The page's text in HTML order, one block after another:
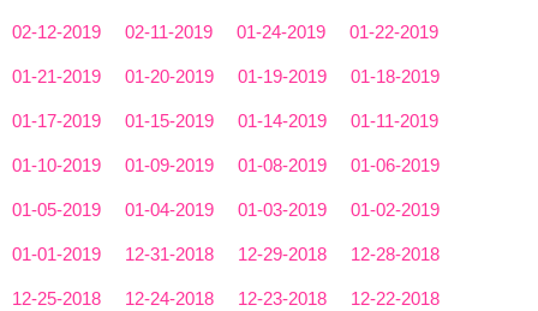
02-12-2019 02-11-2019 01-24-2019 01-22-2019
01-21-2019 01-20-2019 01-19-2019 01-18-2019
01-17-2019 01-15-2019 01-14-2019 01-11-2019
01-10-2019 01-09-2019 01-08-2019 01-06-2019
01-05-2019 01-04-2019 01-03-2019 01-02-2019
01-01-2019 12-31-2018 12-29-2018 12-28-2018
12-25-2018 12-24-2018 12-23-2018 12-22-2018